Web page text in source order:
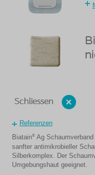
Schliessen
Referenzen
Biatain® Ag
sanfter antimikrobieller
Silberkomplex. Der
Umgebungshaut geeignet.